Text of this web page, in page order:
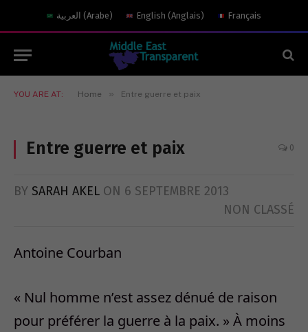
العربية (Arabe) English (Anglais) Français
YOU ARE AT: Home » Entre guerre et paix
Entre guerre et paix 0
BY SARAH AKEL ON 6 SEPTEMBRE 2013
NON CLASSÉ
Antoine Courban
« Nul homme n’est assez dénué de raison
pour préférer la guerre à la paix. » À moins